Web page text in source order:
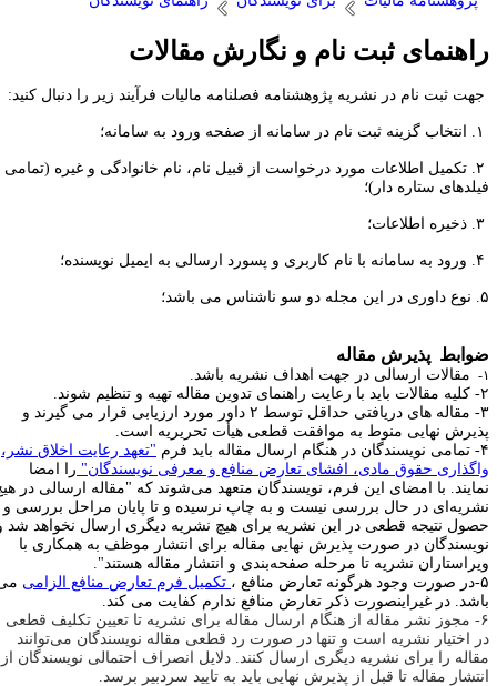
ثبت نام و نگارش مقالات
جهت ثبت نام در نشریه پژوهشنامه فصلنامه مالیات فرآیند زیر را دنبال کنید:
۲. تکمیل اطلاعات مورد درخواست از قبیل نام، نام خانوادگی و غیره (تمامی
ستاره دار)؛
پذیرش مقاله
مقالات ارسالی در جهت اهداف نشریه باشد.
۳- مقاله های دریافتی حداقل توسط ۲ داور مورد ارزیابی قرار می گیرند و
نهایی منوط به موافقت قطعی هیأت تحریریه است.
تمامی نویسندگان در هنگام ارسال مقاله باید فرم "تعهد رعایت اخلاق نشر،
حقوق مادی، افشای تعارض منافع و معرفی نویسندگان" را امضا
با امضای این فرم، نویسندگان متعهد می‌شوند که "مقاله ارسالی در هیچ
در حال بررسی نیست و به چاپ نرسیده و تا پایان مراحل بررسی و
نتیجه قطعی در این نشریه برای هیچ نشریه دیگری ارسال نخواهد شد و
در صورت پذیرش نهایی مقاله برای انتشار موظف به همکاری با
نشریه تا مرحله صفحه‌بندی و انتشار مقاله هستند".
تکمیل فرم تعارض منافع الزامی می
در غیراینصورت ذکر تعارض منافع ندارم کفایت می کند.
۶- مجوز نشر مقاله از هنگام ارسال مقاله برای نشریه تا تعیین تکلیف قطعی
اختیار نشریه است و تنها در صورت رد قطعی مقاله نویسندگان می‌توانند
را برای نشریه دیگری ارسال کنند. دلایل انصراف احتمالی نویسندگان از
مقاله تا قبل از پذیرش نهایی باید به تایید سردبیر برسد.